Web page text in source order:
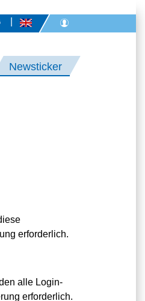
Newsticker
erforderlich.
alle Login-
erforderlich.